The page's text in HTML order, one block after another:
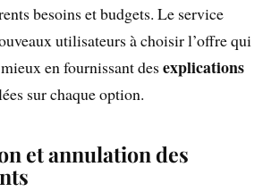
besoins et budgets. Le service
utilisateurs à choisir l’offre qui
en fournissant desexplications
sur chaque option.
et annulation des